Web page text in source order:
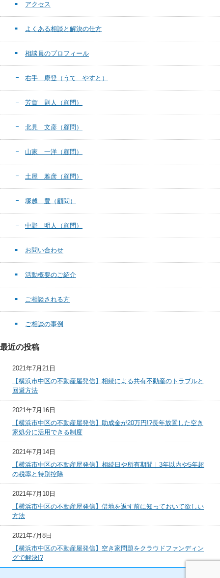
アクセス
よくある相談と解決の仕方
相談員のプロフィール
右手 康登（うて やすと）
芳賀 則人（顧問）
北見 文彦（顧問）
山家 一洋（顧問）
土屋 雅彦（顧問）
塚越 豊（顧問）
中野 明人（顧問）
お問い合わせ
活動概要のご紹介
ご相談される方
ご相談の事例
最近の投稿
2021年7月21日
【横浜市中区の不動産屋発信】相続による共有不動産のトラブルと
回避方法
2021年7月16日
【横浜市中区の不動産屋発信】助成金が20万円!?長年放置した空き
家処分に活用できる制度
2021年7月14日
【横浜市中区の不動産屋発信】相続日や所有期間｜3年以内や5年超
の税率と特別控除
2021年7月10日
【横浜市中区の不動産屋発信】借地を返す前に知っておいて欲しい
方法
2021年7月8日
【横浜市中区の不動産屋発信】空き家問題をクラウドファンディン
グで解決!?